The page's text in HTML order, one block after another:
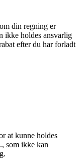
din regning er
ikke holdes ansvarlig
efter du har forladt
at kunne holdes
som ikke kan